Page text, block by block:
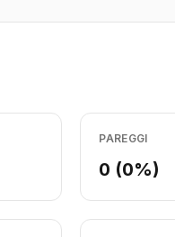
PAREGGI
0 (0%)